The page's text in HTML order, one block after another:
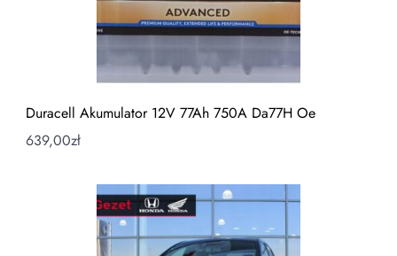
Duracell Akumulator 12V 77Ah 750A Da77H Oe
639,00zł